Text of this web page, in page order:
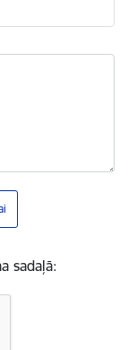
sadaļā: